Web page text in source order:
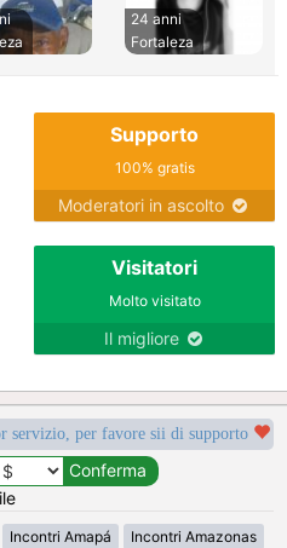
24 anni
Fortaleza
Supporto
100% gratis
Moderatori in ascolto
Visitatori
Molto visitato
Il migliore
servizio, per favore sii di supporto
Incontri Amapá Incontri Amazonas